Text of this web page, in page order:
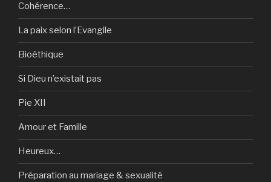
Cohérence…
La paix selon l’Evangile
Bioéthique
Si Dieu n’existait pas
Pie XII
Amour et Famille
Heureux…
Préparation au mariage & sexualité